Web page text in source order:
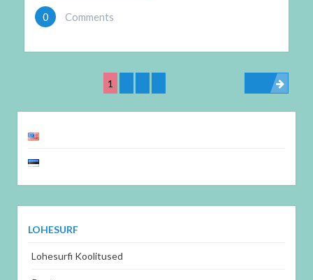
0 Comments
1
LOHESURF
Lohesurfi Koolitused